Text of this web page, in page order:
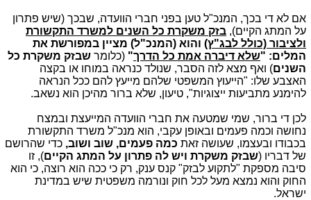
אם לא די בכך, המנכ"ל טען בפני חברי הוועדה, שבכך (שיש פתרון
על המתג הקיים), בזק משקרת כל השנים למשרד התקשורת
ולציבור (כולל לבג"ץ) והוא (המנכ"ל) מציין במפורשת את
המלים: "שלא דיברה אמת כל הדרך" (כלומר שבזק משקרת כל
השנים) ואף מצא לזה הסבר, שנולד כנראה במוחו או בקצה
האצבע שלו: "הייעוץ המשפטי שלהם מייעץ להם ככל הנראה
להימנע מתביעות ייצוגיות", טיעון, שלא ברור מהיכן הוא נשאב.
לכן די ברור, שמי שמטעה את חברי הוועדה המייעצת ובמצח
נחושה וכמה פעמים ובאופן עקבי, הוא מנכ"ל משרד התקשורת
בכבודו ובעצמו, שעושה זאת כמה פעמים, שוב ושוב, כדי שהרושם
של דבריו (שבזק משקרת ויש לה פתרון על המתג הקיים), זו
סיבה מספקת "לתקוע לבזק" קנס ענק, רק כי ככה הוא רוצה, כי הוא
החוק והוא נמצא מעל לכל חוק ונורמה משפטית שיש במדינת
ישראל.